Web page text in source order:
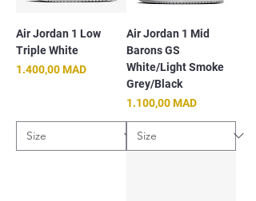
Air Jordan 1 Low
Triple White
Prix
1.400,00 MAD
Air Jordan 1 Mid
Barons GS
White/Light Smoke
Grey/Black
Prix
1.100,00 MAD